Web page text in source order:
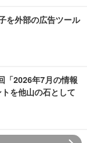
を外部の広告ツール
「2026年7月の情報
を他山の石として